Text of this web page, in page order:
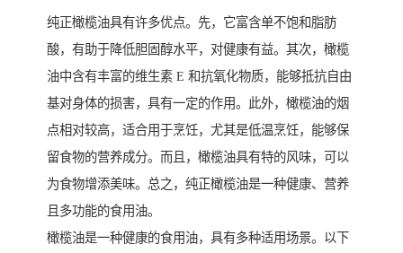
纯正橄榄油具有许多优点。先，它富含单不饱和脂肪
酸，有助于降低胆固醇水平，对健康有益。其次，橄榄
油中含有丰富的维生素 E 和抗氧化物质，能够抵抗自由
基对身体的损害，具有一定的作用。此外，橄榄油的烟
点相对较高，适合用于烹饪，尤其是低温烹饪，能够保
留食物的营养成分。而且，橄榄油具有特的风味，可以
为食物增添美味。总之，纯正橄榄油是一种健康、营养
且多功能的食用油。
橄榄油是一种健康的食用油，具有多种适用场景。以下